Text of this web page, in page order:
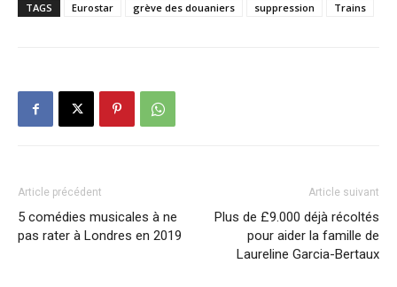
TAGS Eurostar grève des douaniers suppression Trains
Article précédent
5 comédies musicales à ne
pas rater à Londres en 2019
Article suivant
Plus de £9.000 déjà récoltés
pour aider la famille de
Laureline Garcia-Bertaux